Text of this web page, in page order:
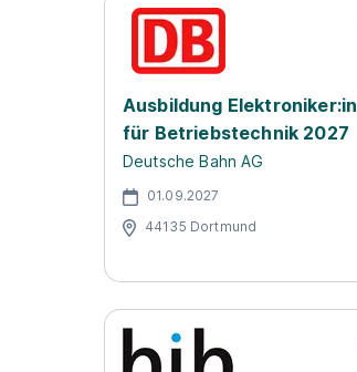
Ausbildung Elektroniker:in
für Betriebstechnik 2027
Deutsche Bahn AG
01.09.2027
44135 Dortmund